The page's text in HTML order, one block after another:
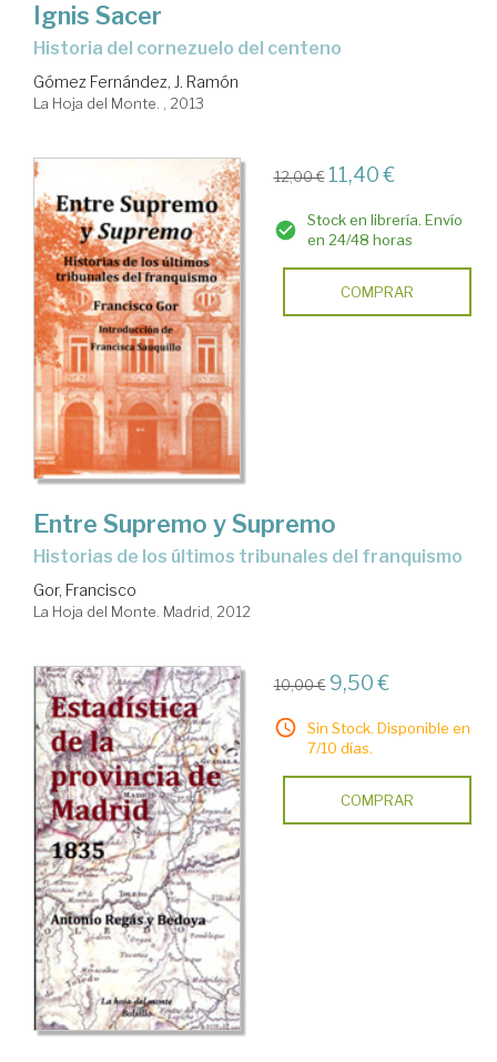
Ignis Sacer
Historia del cornezuelo del centeno
Gómez Fernández, J. Ramón
La Hoja del Monte. , 2013
12,00 € 11,40 €
Stock en librería. Envío
en 24/48 horas
COMPRAR
Entre Supremo y Supremo
historias de los últimos tribunales del franquismo
Gor, Francisco
La Hoja del Monte. Madrid, 2012
10,00 € 9,50 €
Sin Stock. Disponible en
7/10 días.
COMPRAR